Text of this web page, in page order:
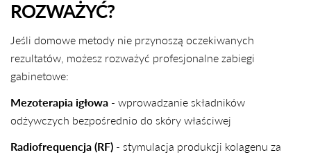
ROZWAŻYĆ?
Jeśli domowe metody nie przynoszą oczekiwanych
rezultatów, możesz rozważyć profesjonalne zabiegi
gabinetowe:
Mezoterapia igłowa - wprowadzanie składników
odżywczych bezpośrednio do skóry właściwej
Radiofrequencja (RF) - stymulacja produkcji kolagenu za